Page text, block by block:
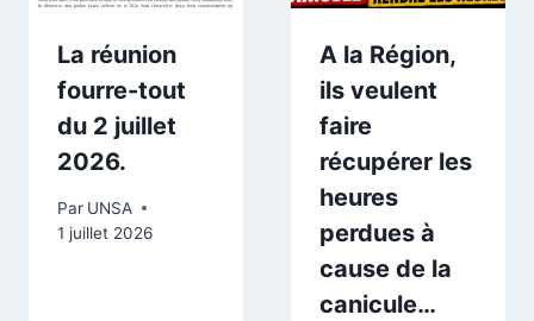
La réunion
fourre-tout
du 2 juillet
2026.
Par UNSA
1 juillet 2026
A la Région,
ils veulent
faire
récupérer les
heures
perdues à
cause de la
canicule…